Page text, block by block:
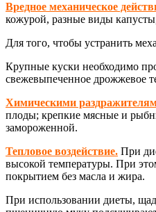
Вредное механическое
кожурой, разные виды
Для того, чтобы устранить
Крупные куски необходимо
свежевыпеченное дрожжевое
Химическими
плоды; крепкие мясные и
замороженной.
Тепловое воздействие. При
высокой температуры. При
покрытием без масла и жира.
При использовании диеты,